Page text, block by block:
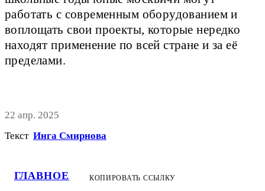
ГЛАВНОЕ
работать с современным оборудованием и
воплощать свои проекты, которые нередко
находят применение по всей стране и за её
пределами.
22 апр. 2025
Текст Инга Смирнова
КОПИРОВАТЬ ССЫЛКУ